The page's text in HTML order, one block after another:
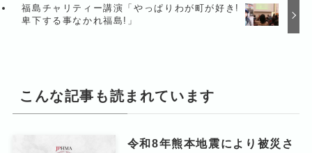
福島チャリティー講演「やっぱりわが町が好き!
卑下する事なかれ福島!」
こんな記事も読まれています
令和8年熊本地震により被災さ